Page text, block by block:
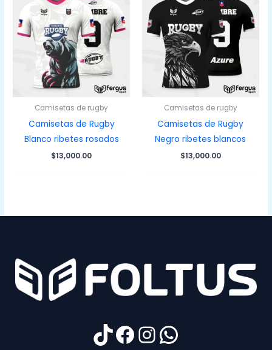
Camisetas de rugby
Camisetas de Rugby
Blanco ribetes rosados
$13,000.00
Camisetas de rugby
Camisetas de Rugby
Negro ribetes blancos
$13,000.00
TikTok
Facebook
Instagram
WhatsApp